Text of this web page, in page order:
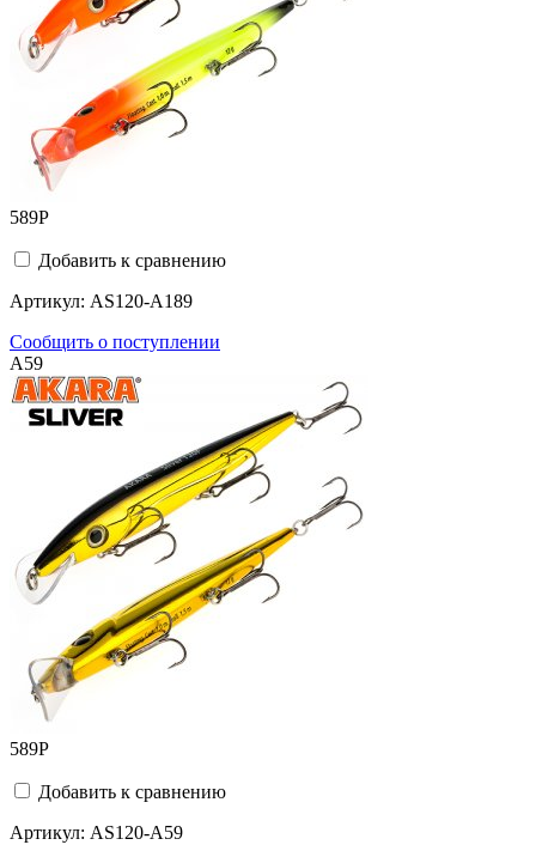
589Р
Добавить к сравнению
Артикул: AS120-A189
Сообщить о поступлении
A59
589Р
Добавить к сравнению
Артикул: AS120-A59